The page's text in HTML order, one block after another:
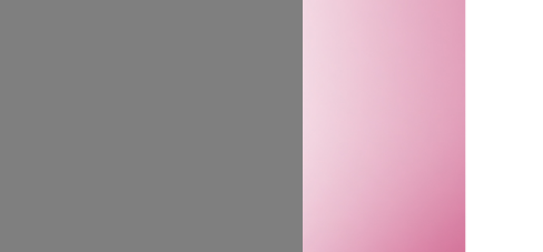
beskyttende pleie og glatter